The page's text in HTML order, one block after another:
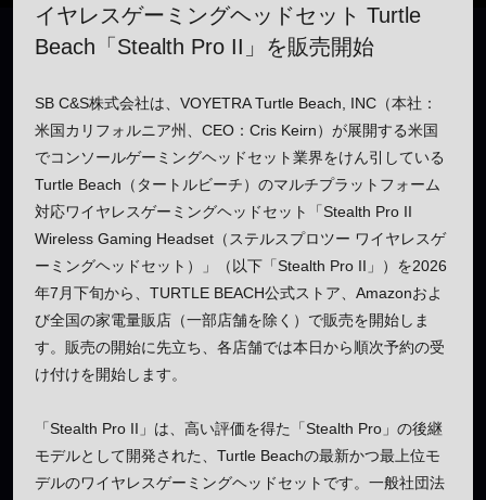
イヤレスゲーミングヘッドセット Turtle
Beach「Stealth Pro II」を販売開始
SB C&S株式会社は、VOYETRA Turtle Beach, INC（本社：
米国カリフォルニア州、CEO：Cris Keirn）が展開する米国
でコンソールゲーミングヘッドセット業界をけん引している
Turtle Beach（タートルビーチ）のマルチプラットフォーム
対応ワイヤレスゲーミングヘッドセット「Stealth Pro II
Wireless Gaming Headset（ステルスプロツー ワイヤレスゲ
ーミングヘッドセット）」（以下「Stealth Pro II」）を2026
年7月下旬から、TURTLE BEACH公式ストア、Amazonおよ
び全国の家電量販店（一部店舗を除く）で販売を開始しま
す。販売の開始に先立ち、各店舗では本日から順次予約の受
け付けを開始します。
「Stealth Pro II」は、高い評価を得た「Stealth Pro」の後継
モデルとして開発された、Turtle Beachの最新かつ最上位モ
デルのワイヤレスゲーミングヘッドセットです。一般社団法